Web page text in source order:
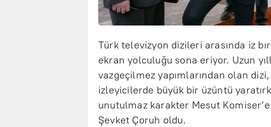
Türk televizyon dizileri arasında iz
ekran yolculuğu sona eriyor. Uzun
vazgeçilmez yapımlarından olan
izleyicilerde büyük bir üzüntü
unutulmaz karakter Mesut
Şevket Çoruh oldu.